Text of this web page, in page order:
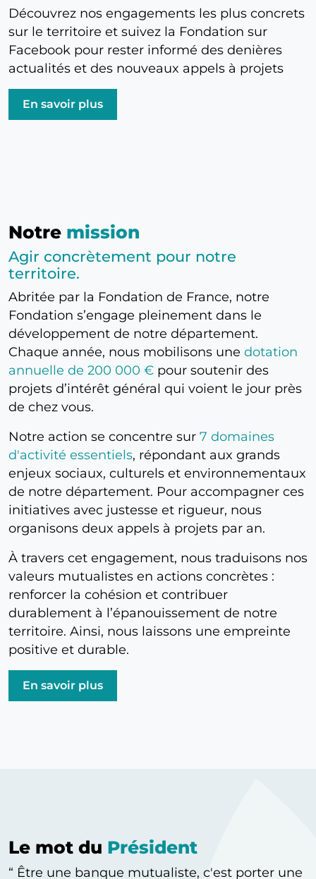
Découvrez nos engagements les plus concrets
sur le territoire et suivez la Fondation sur
Facebook pour rester informé des denières
actualités et des nouveaux appels à projets
En savoir plus
Notre mission
Agir concrètement pour notre
territoire.
Abritée par la Fondation de France, notre
Fondation s’engage pleinement dans le
développement de notre département.
Chaque année, nous mobilisons une dotation
annuelle de 200 000 € pour soutenir des
projets d’intérêt général qui voient le jour près
de chez vous.
Notre action se concentre sur 7 domaines
d'activité essentiels, répondant aux grands
enjeux sociaux, culturels et environnementaux
de notre département. Pour accompagner ces
initiatives avec justesse et rigueur, nous
organisons deux appels à projets par an.
À travers cet engagement, nous traduisons nos
valeurs mutualistes en actions concrètes :
renforcer la cohésion et contribuer
durablement à l’épanouissement de notre
territoire. Ainsi, nous laissons une empreinte
positive et durable.
En savoir plus
Le mot du Président
Être une banque mutualiste, c'est porter une